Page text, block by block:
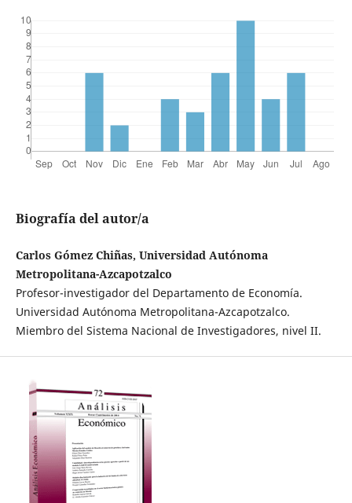
Biografía del autor/a
Carlos Gómez Chiñas, Universidad Autónoma
Metropolitana-Azcapotzalco
Profesor-investigador del Departamento de Economía.
Universidad Autónoma Metropolitana-Azcapotzalco.
Miembro del Sistema Nacional de Investigadores, nivel II.